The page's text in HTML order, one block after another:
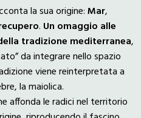
la sua origine:Mar,
. Un omaggio alle
tradizione mediterranea,
da integrare nello spazio
viene reinterpretata a
la maiolica.
affonda le radici nel territorio